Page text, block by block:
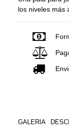
los niveles más
GALERIA